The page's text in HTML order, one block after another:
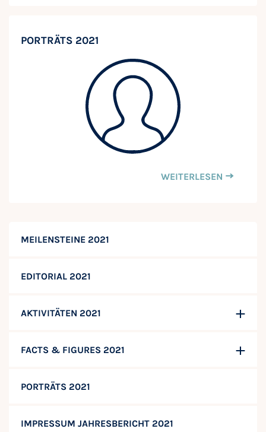
MEILENSTEINE 2021
EDITORIAL 2021
AKTIVITÄTEN 2021
FACTS & FIGURES 2021
PORTRÄTS 2021
IMPRESSUM JAHRESBERICHT 2021
PORTRÄTS 2021
WEITERLESEN